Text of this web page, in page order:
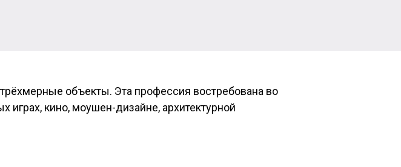
объекты. Эта профессия востребована во
играх, кино, моушен-дизайне, архитектурной